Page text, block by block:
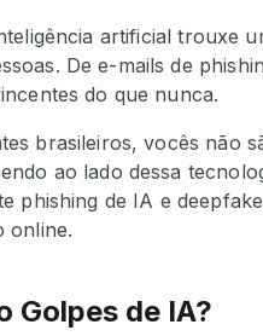
artificial trouxe
De e-mails de
do que nunca.
brasileiros, vocês não
ao lado dessa
phishing de IA e
online.
Golpes de IA?